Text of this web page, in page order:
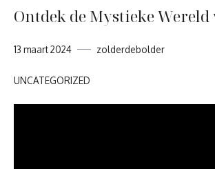
Ontdek de Mystieke
13 maart 2024 zolderdebolder
UNCATEGORIZED